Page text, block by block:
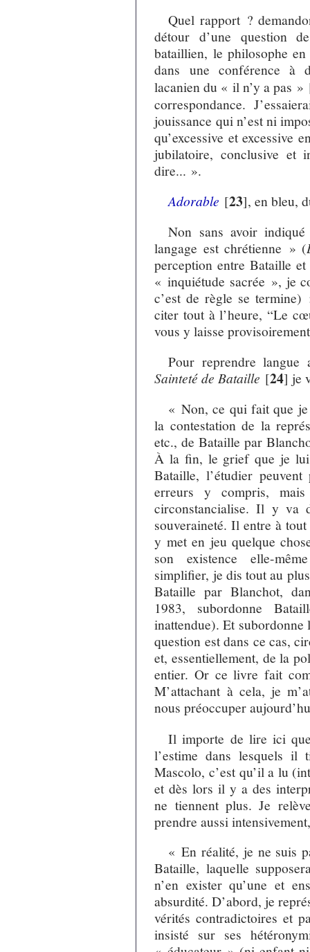
Quel rapport ?
détour d’une question
bataillien, le philosophe
dans une conférence à
lacanien du « il n’y a pas »
correspondance.
jouissance qui n’est ni
qu’excessive et excessive
jubilatoire, conclusive et
dire... ».
Adorable [23], en bleu,
Non sans avoir
langage est chrétienne » (
perception entre Bataille
« inquiétude sacrée », je
c’est de règle se
citer tout à l’heure, “Le
vous y laisse
Pour reprendre langue
Sainteté de Bataille [24] je
« Non, ce qui fait que
la contestation de la
etc., de Bataille par
À la fin, le grief que je lui
Bataille, l’étudier
erreurs y compris,
circonstancialise. Il y
souveraineté. Il entre à
y met en jeu quelque
son existence elle-
simplifier, je dis tout au
Bataille par Blanchot,
1983, subordonne
inattendue). Et subordonne
question est dans ce cas,
et, essentiellement, de la
entier. Or ce livre fait
M’attachant à cela, je
nous préoccuper
Il importe de lire ici
l’estime dans lesquels il
Mascolo, c’est qu’il a lu
et dès lors il y a des
ne tiennent plus. Je
prendre aussi
« En réalité, je ne suis
Bataille, laquelle
n’en exister qu’une et
absurdité. D’abord, je
vérités contradictoires et
insisté sur ses